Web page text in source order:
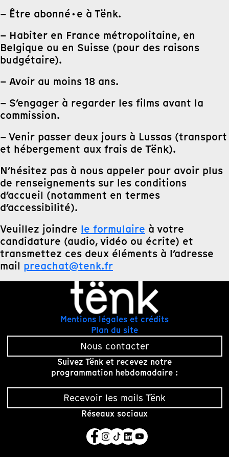
– Être abonné·e à Tënk.
– Habiter en France métropolitaine, en
Belgique ou en Suisse (pour des raisons
budgétaire).
– Avoir au moins 18 ans.
– S’engager à regarder les films avant la
commission.
– Venir passer deux jours à Lussas (transport
et hébergement aux frais de Tënk).
N’hésitez pas à nous appeler pour avoir plus
de renseignements sur les conditions
d’accueil (notamment en termes
d’accessibilité).
Veuillez joindre le formulaire à votre
candidature (audio, vidéo ou écrite) et
transmettez ces deux éléments à l’adresse
mail preachat@tenk.fr
Mentions légales et crédits
Plan du site
Nous contacter
Suivez Tënk et recevez notre
programmation hebdomadaire :
Recevoir les mails Tënk
Réseaux sociaux